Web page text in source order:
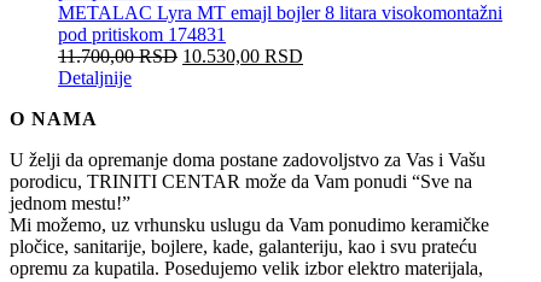
METALAC Lyra MT emajl bojler 8 litara visokomontažni
pod pritiskom 174831
11.700,00RSD 10.530,00 RSD
Detaljnije
O NAMA
U želji da opremanje doma postane zadovoljstvo za Vas i Vašu
porodicu, TRINITI CENTAR može da Vam ponudi “Sve na
jednom mestu!”
Mi možemo, uz vrhunsku uslugu da Vam ponudimo keramičke
pločice, sanitarije, bojlere, kade, galanteriju, kao i svu prateću
opremu za kupatila. Posedujemo velik izbor elektro materijala,